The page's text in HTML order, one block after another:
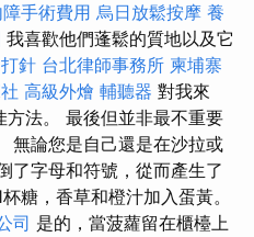
手術費用 烏日放鬆按摩 養
我喜歡他們蓬鬆的質地以及它
針 台北律師事務所 柬埔寨
高級外燴 輔聽器 對我來
法。 最後但並非最不重要
無論您是自己還是在沙拉或
了字母和符號，從而產生了
糖，香草和橙汁加入蛋黃。
司 是的，當菠蘿留在櫃檯上